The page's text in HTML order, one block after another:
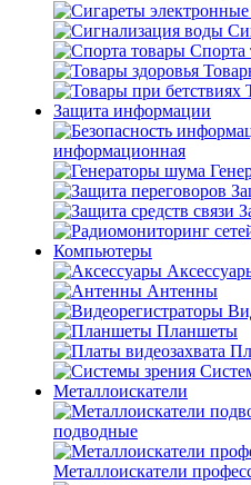
Спорта
Защита информации
информационная
Компьютеры
Антенны
Планшеты
Металлоискатели
подводные
Металлоискатели